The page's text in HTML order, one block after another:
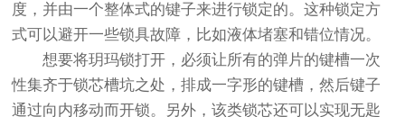
度，并由一个整体式的键子来进行锁定的。这种锁定方
式可以避开一些锁具故障，比如液体堵塞和错位情况。
想要将玥玛锁打开，必须让所有的弹片的键槽一次
性集齐于锁芯槽坑之处，排成一字形的键槽，然后键子
通过向内移动而开锁。另外，该类锁芯还可以实现无匙